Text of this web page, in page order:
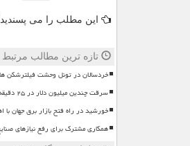
این مطلب را می
تازه ترین مطالب مرتبط
خردسالان در تونل وحشت فیلترشکن ها
سرقت چندین میلیون دلار در ۲۵ دقیقه
خورشید در راه فتح بازار برق جهان با
همکاری مشترک برای رفع نیازهای